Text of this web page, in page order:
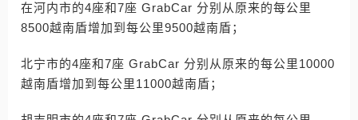
在河内市的4座和7座 GrabCar 分别从原来的每公里
8500越南盾增加到每公里9500越南盾；
北宁市的4座和7座 GrabCar 分别从原来的每公里10000
越南盾增加到每公里11000越南盾；